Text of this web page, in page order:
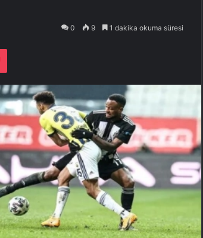
0 9 1 dakika okuma süresi
Pocket